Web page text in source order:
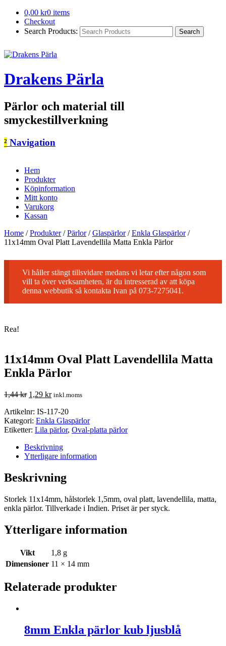
0,00 kr0 items
Checkout
Search Products:
Drakens Pärla
Pärlor och material till
smyckestillverkning
² Navigation
Hem
Produkter
Köpinformation
Mitt konto
Varukorg
Kassan
Home / Produkter / Pärlor / Glaspärlor / Enkla Glaspärlor /
11x14mm Oval Platt Lavendellila Matta Enkla Pärlor
Vi håller stängt tillsvidare medans vi letar efter någon som
vill ta över verksamheten, är du intresserad av att köpa
denna webbutik så kontakta Ivan på 073-7275041.
Rea!
11x14mm Oval Platt Lavendellila Matta
Enkla Pärlor
1,44kr 1,29 kr inkl.moms
Artikelnr: IS-117-20
Kategori: Enkla Glaspärlor
Etiketter: Lila pärlor, Oval-platta pärlor
Beskrivning
Ytterligare information
Beskrivning
Storlek 11x14mm, hålstorlek 1,5mm, oval platt, lavendellila, matta,
enkla pärlor. Tillverkade i Indien. Priset är per styck.
Ytterligare information
Vikt
1,8 g
Dimensioner 11 × 14 mm
Relaterade produkter
8mm Enkla pärlor kub ljusblå